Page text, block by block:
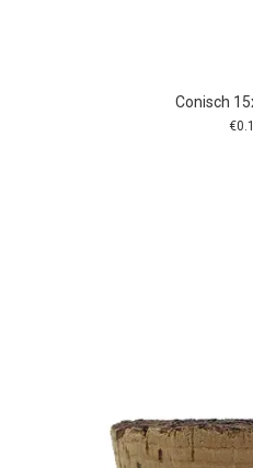
Conisch
€